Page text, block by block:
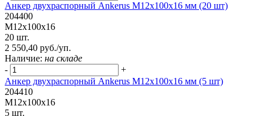
Анкер двухраспорный Ankerus М12х100х16 мм (20 шт)
204400
М12х100х16
20 шт.
2 550,40 руб./уп.
Наличие: на складе
-
+
Анкер двухраспорный Ankerus М12х100х16 мм (5 шт)
204410
М12х100х16
5 шт.